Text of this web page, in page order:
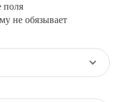
поля
не обязывает